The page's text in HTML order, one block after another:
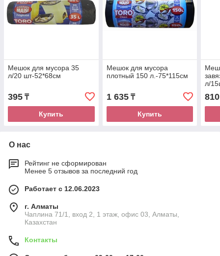
Мешок для мусора 35
л/20 шт-52*68см
395 ₸
Купить
Мешок для мусора
плотный 150 л.-75*115см
1 635₸
Купить
л/
810
О нас
Рейтинг не сформирован
Менее 5 отзывов за последний год
Работает с 12.06.2023
г. Алматы
Чаплина 71/1, вход 2, 1 этаж, офис 03, Алматы,
Казахстан
Контакты